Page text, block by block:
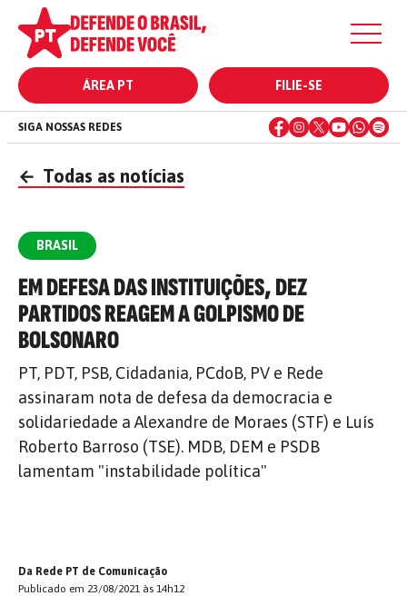
ÁREA PT FILIE-SE
SIGA NOSSAS REDES
← Todas as notícias
BRASIL
EM DEFESA DAS INSTITUIÇÕES, DEZ
PARTIDOS REAGEM A GOLPISMO DE
BOLSONARO
PT, PDT, PSB, Cidadania, PCdoB, PV e Rede
assinaram nota de defesa da democracia e
solidariedade a Alexandre de Moraes (STF) e Luís
Roberto Barroso (TSE). MDB, DEM e PSDB
lamentam "instabilidade política"
Da Rede PT de Comunicação
Publicado em 23/08/2021 às 14h12